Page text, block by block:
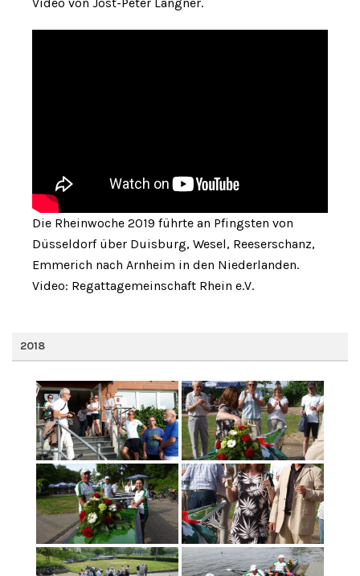
Die Rheinwoche 2019 führte an Pfingsten von
Düsseldorf über Duisburg, Wesel, Reeserschanz,
Emmerich nach Arnheim in den Niederlanden.
Video: Regattagemeinschaft Rhein e.V.
2018